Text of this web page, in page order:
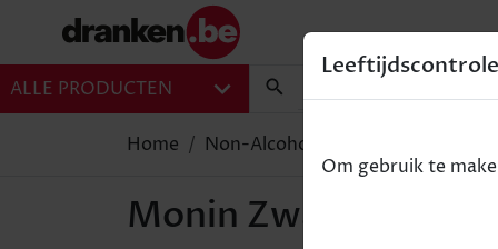
ALLE PRODUCTEN
Home Non-Alcohol
Monin Zwarte Bes /
Leeftijdscontrole
Om gebruik te